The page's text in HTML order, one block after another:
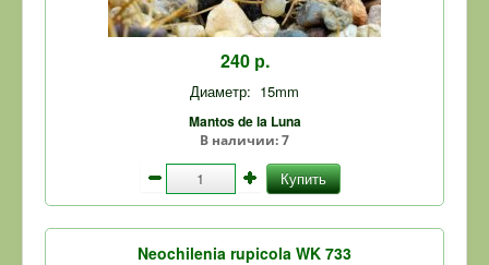
240 р.
Диаметр: 15mm
Mantos de la Luna
В наличии:7
Купить
Neochilenia rupicola WK 733